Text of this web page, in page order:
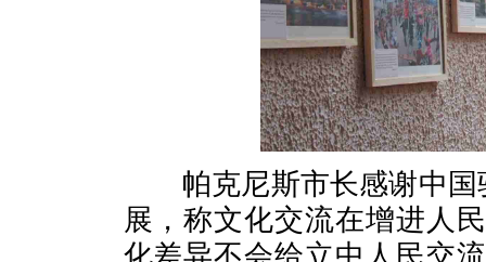
帕克尼斯市长感谢中国
展，称文化交流在增进人
化差异不会给立中人民交